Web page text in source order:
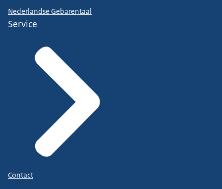
Nederlandse Gebarentaal
Service
Contact